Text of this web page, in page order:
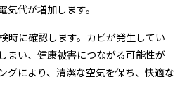
代が増加します。
時に確認します。カビが発生してい
まい、健康被害につながる可能性が
グにより、清潔な空気を保ち、快適な